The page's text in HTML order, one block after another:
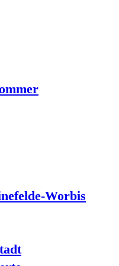
Worbis